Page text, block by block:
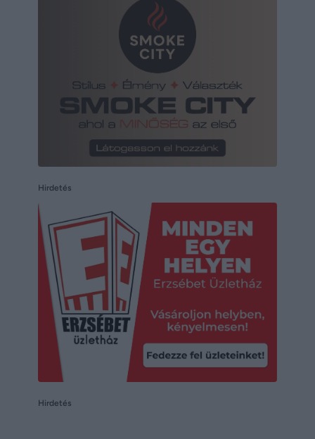
Hirdetés
Hirdetés